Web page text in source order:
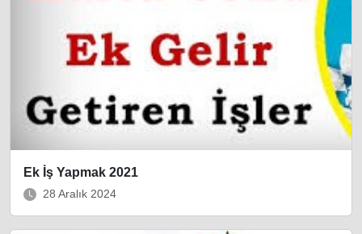
Ek İş Yapmak 2021
28 Aralık 2024